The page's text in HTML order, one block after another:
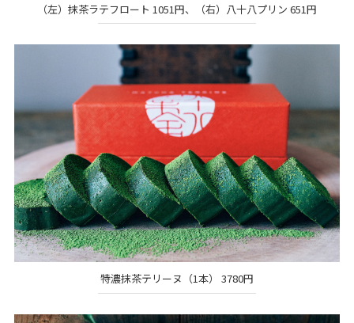
（左）抹茶ラテフロート 1051円、（右）八十八プリン 651円
特濃抹茶テリーヌ（1本） 3780円